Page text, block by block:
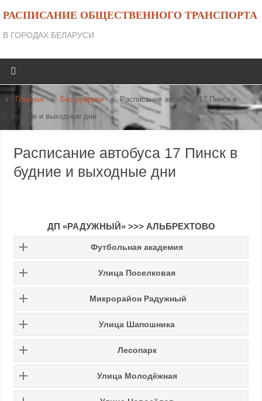
РАСПИСАНИЕ ОБЩЕСТВЕННОГО ТРАНСПОРТА
В ГОРОДАХ БЕЛАРУСИ
Главная » Без рубрики » Расписание автобуса 17 Пинск в
будние и выходные дни
Расписание автобуса 17 Пинск в
будние и выходные дни
ДП «РАДУЖНЫЙ» >>>АЛЬБРЕХТОВО
Футбольная академия
Улица Поселковая
Микрорайон Радужный
Улица Шапошника
Лесопарк
Улица Молодёжная